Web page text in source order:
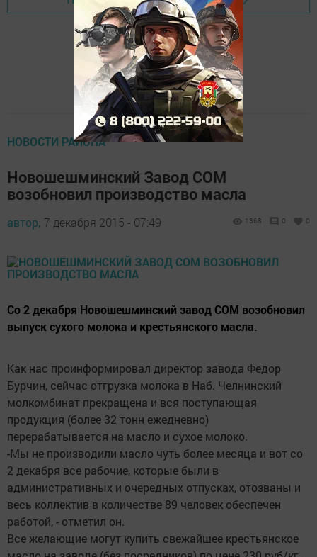
НОВОСТИ РАЙОНА
Новошешминский Завод СОМ
возобновил производство масла
автор, 7 декабря 2015 - 07:49 1368 0 0
Со 2 декабря Новошешминский завод СОМ возобновил
выпуск сухого молока и крестьянского масла.
Как нас проинформировал директор завода Федор
Бурчин, сейчас отгрузка молока в Наб. Челнинский
молкомбинат прекращена и вся поступающая
продукция (более 32 тонн ежедневно)
перерабатывается на масло и сухое молоко.
-Мы не производили масло чуть более месяца и вот со
2 декабря все рабочие, которые были в
административных и очередных отпусках, отозваны и
весь коллектив в количестве 89 человек обеспечен
работой, - отметил он.
Все желающие могут купить свежайшее крестьянское